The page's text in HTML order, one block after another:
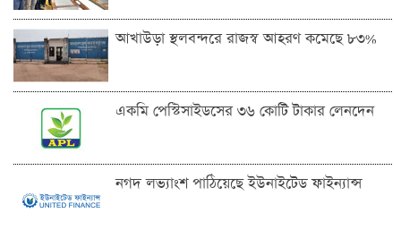
আখাউড়া স্থলবন্দরে রাজস্ব আহরণ কমেছে ৮৩%
একমি পেস্টিসাইডসের ৩৬ কোটি টাকার লেনদেন
নগদ লভ্যাংশ পাঠিয়েছে ইউনাইটেড ফাইন্যান্স